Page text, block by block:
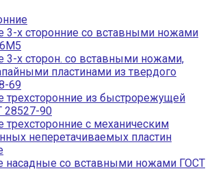
х сторонние со вставными ножами
х сторон. со вставными ножами,
пластинами из твердого
69
из быстрорежущей
28527-90
с механическим
неперетачиваемых пластин
со вставными ножами ГОСТ